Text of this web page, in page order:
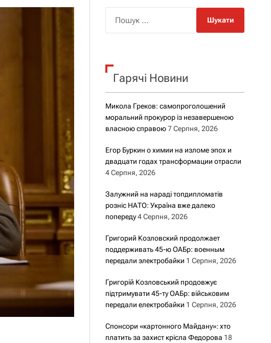
о
у
к
Гарячі Новини
Микола Греков: самопроголошений
моральний прокурор із незавершеною
власною справою 7 Серпня, 2026
Егор Буркин о химии на изломе эпох и
двадцати годах трансформации отрасли
4 Серпня, 2026
Залужний на нараді топдипломатів
розніс НАТО: Україна вже далеко
попереду 4 Серпня, 2026
Григорий Козловский продолжает
поддерживать 45-ю ОАБр: военным
передали электробайки 1 Серпня, 2026
Григорій Козловський продовжує
підтримувати 45-ту ОАБр: військовим
передали електробайки 1 Серпня, 2026
Спонсори «картонного Майдану»: хто
платить за захист крісла Федорова 18